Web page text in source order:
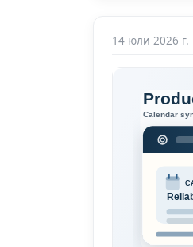
14 юли 2026 г.